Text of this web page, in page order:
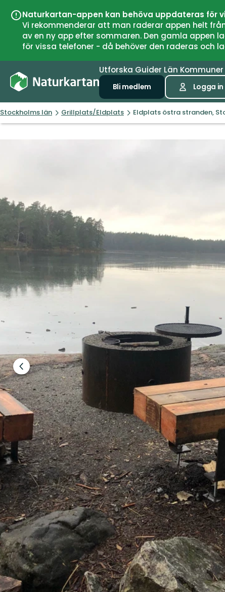
Naturkartan-appen kan behöva uppdateras för
Vi rekommenderar att man raderar appen helt
av en ny app efter sommaren. Den gamla
för vissa telefoner - då behöver den raderas och
Utforska Guider Län Kommuner
Bli medlem Logga in
Stockholms län Grillplats/Eldplats Eldplats östra stranden,
Föregående
bild